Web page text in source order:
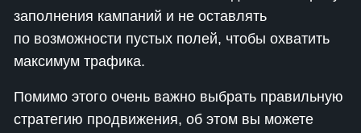
заполнения кампаний и не оставлять
по возможности пустых полей, чтобы охватить
максимум трафика.
Помимо этого очень важно выбрать правильную
стратегию продвижения, об этом вы можете